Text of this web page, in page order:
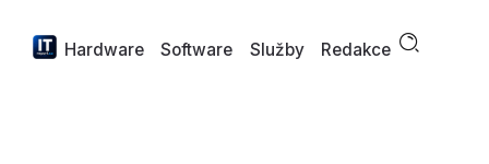
Hardware Software Služby Redakce